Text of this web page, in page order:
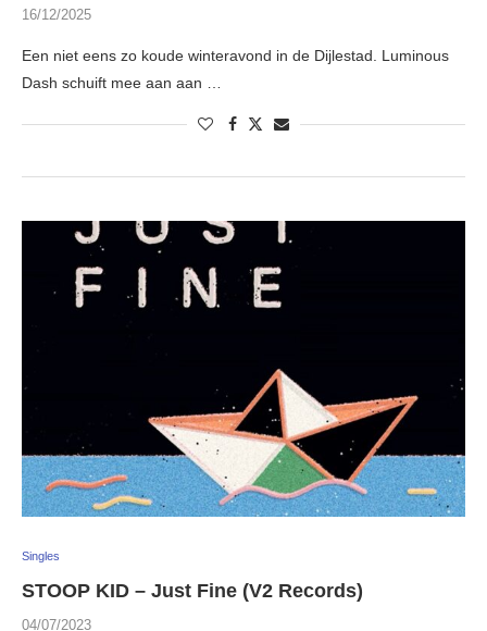
16/12/2025
Een niet eens zo koude winteravond in de Dijlestad. Luminous
Dash schuift mee aan aan …
Singles
STOOP KID – Just Fine (V2 Records)
04/07/2023